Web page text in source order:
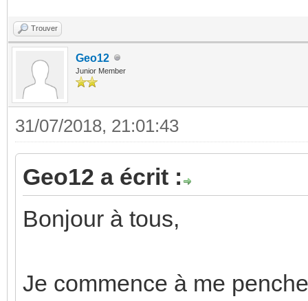
Trouver
Geo12
Junior Member
31/07/2018, 21:01:43
Geo12 a écrit :
Bonjour à tous,
Je commence à me